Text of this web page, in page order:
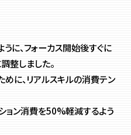
に、フォーカス開始後すぐに
整しました。
めに、リアルスキルの消費テン
ョン消費を50%軽減するよう